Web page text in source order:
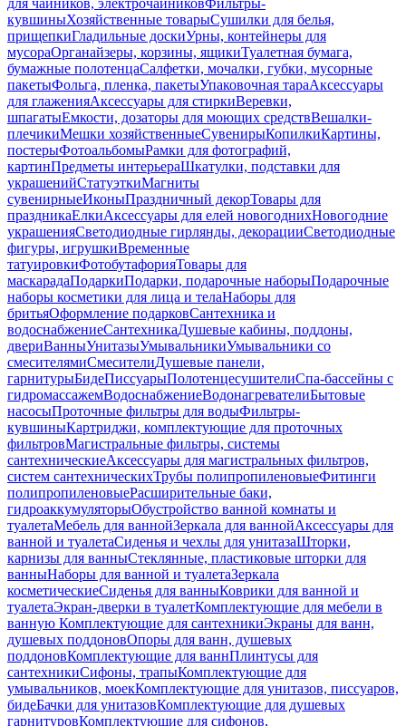
для чайников, электрочайниковФильтры-
кувшиныХозяйственные товарыСушилки для белья,
прищепкиГладильные доскиУрны, контейнеры для
мусораОрганайзеры, корзины, ящикиТуалетная бумага,
бумажные полотенцаСалфетки, мочалки, губки, мусорные
пакетыФольга, пленка, пакетыУпаковочная тараАксессуары
для глаженияАксессуары для стиркиВеревки,
шпагатыЕмкости, дозаторы для моющих средствВешалки-
плечикиМешки хозяйственныеСувенирыКопилкиКартины,
постерыФотоальбомыРамки для фотографий,
картинПредметы интерьераШкатулки, подставки для
украшенийСтатуэткиМагниты
сувенирныеИконыПраздничный декорТовары для
праздникаЕлкиАксессуары для елей новогоднихНовогодние
украшенияСветодиодные гирлянды, декорацииСветодиодные
фигуры, игрушкиВременные
татуировкиФотобутафорияТовары для
маскарадаПодаркиПодарки, подарочные наборыПодарочные
наборы косметики для лица и телаНаборы для
бритьяОформление подарковСантехника и
водоснабжениеСантехникаДушевые кабины, поддоны,
двериВанныУнитазыУмывальникиУмывальники со
смесителямиСмесителиДушевые панели,
гарнитурыБидеПиссуарыПолотенцесушителиСпа-бассейны с
гидромассажемВодоснабжениеВодонагревателиБытовые
насосыПроточные фильтры для водыФильтры-
кувшиныКартриджи, комплектующие для проточных
фильтровМагистральные фильтры, системы
сантехническиеАксессуары для магистральных фильтров,
систем сантехническихТрубы полипропиленовыеФитинги
полипропиленовыеРасширительные баки,
гидроаккумуляторыОбустройство ванной комнаты и
туалетаМебель для ваннойЗеркала для ваннойАксессуары для
ванной и туалетаСиденья и чехлы для унитазаШторки,
карнизы для ванныСтеклянные, пластиковые шторки для
ванныНаборы для ванной и туалетаЗеркала
косметическиеСиденья для ванныКоврики для ванной и
туалетаЭкран-дверки в туалетКомплектующие для мебели в
ванную Комплектующие для сантехникиЭкраны для ванн,
душевых поддоновОпоры для ванн, душевых
поддоновКомплектующие для ваннПлинтусы для
сантехникиСифоны, трапыКомплектующие для
умывальников, моекКомплектующие для унитазов, писсуаров,
бидеБачки для унитазовКомплектующие для душевых
гарнитуровКомплектующие для сифонов,